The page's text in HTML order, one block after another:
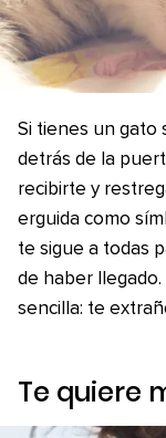
Si tienes un gato
detrás de la
recibirte y
erguida como
te sigue a todas
de haber
sencilla: te
Te quiere